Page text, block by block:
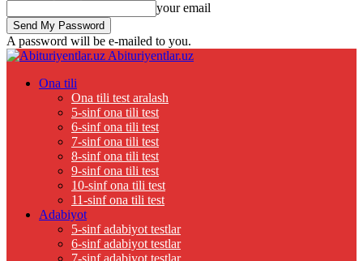
your email
A password will be e-mailed to you.
Abituriyentlar.uz
Ona tili
Ona tili test aralash
5-sinf ona tili test
6-sinf ona tili test
7-sinf ona tili test
8-sinf ona tili test
9-sinf ona tili test
10-sinf ona tili test
11-sinf ona tili test
Adabiyot
5-sinf adabiyot testlar
6-sinf adabiyot testlar
7-sinf adabiyot testlar